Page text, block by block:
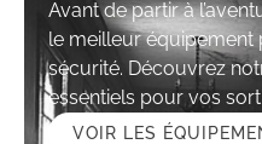
Avant de partir à
le meilleur
sécurité. Découvrez
essentiels pour vos
VOIR LES